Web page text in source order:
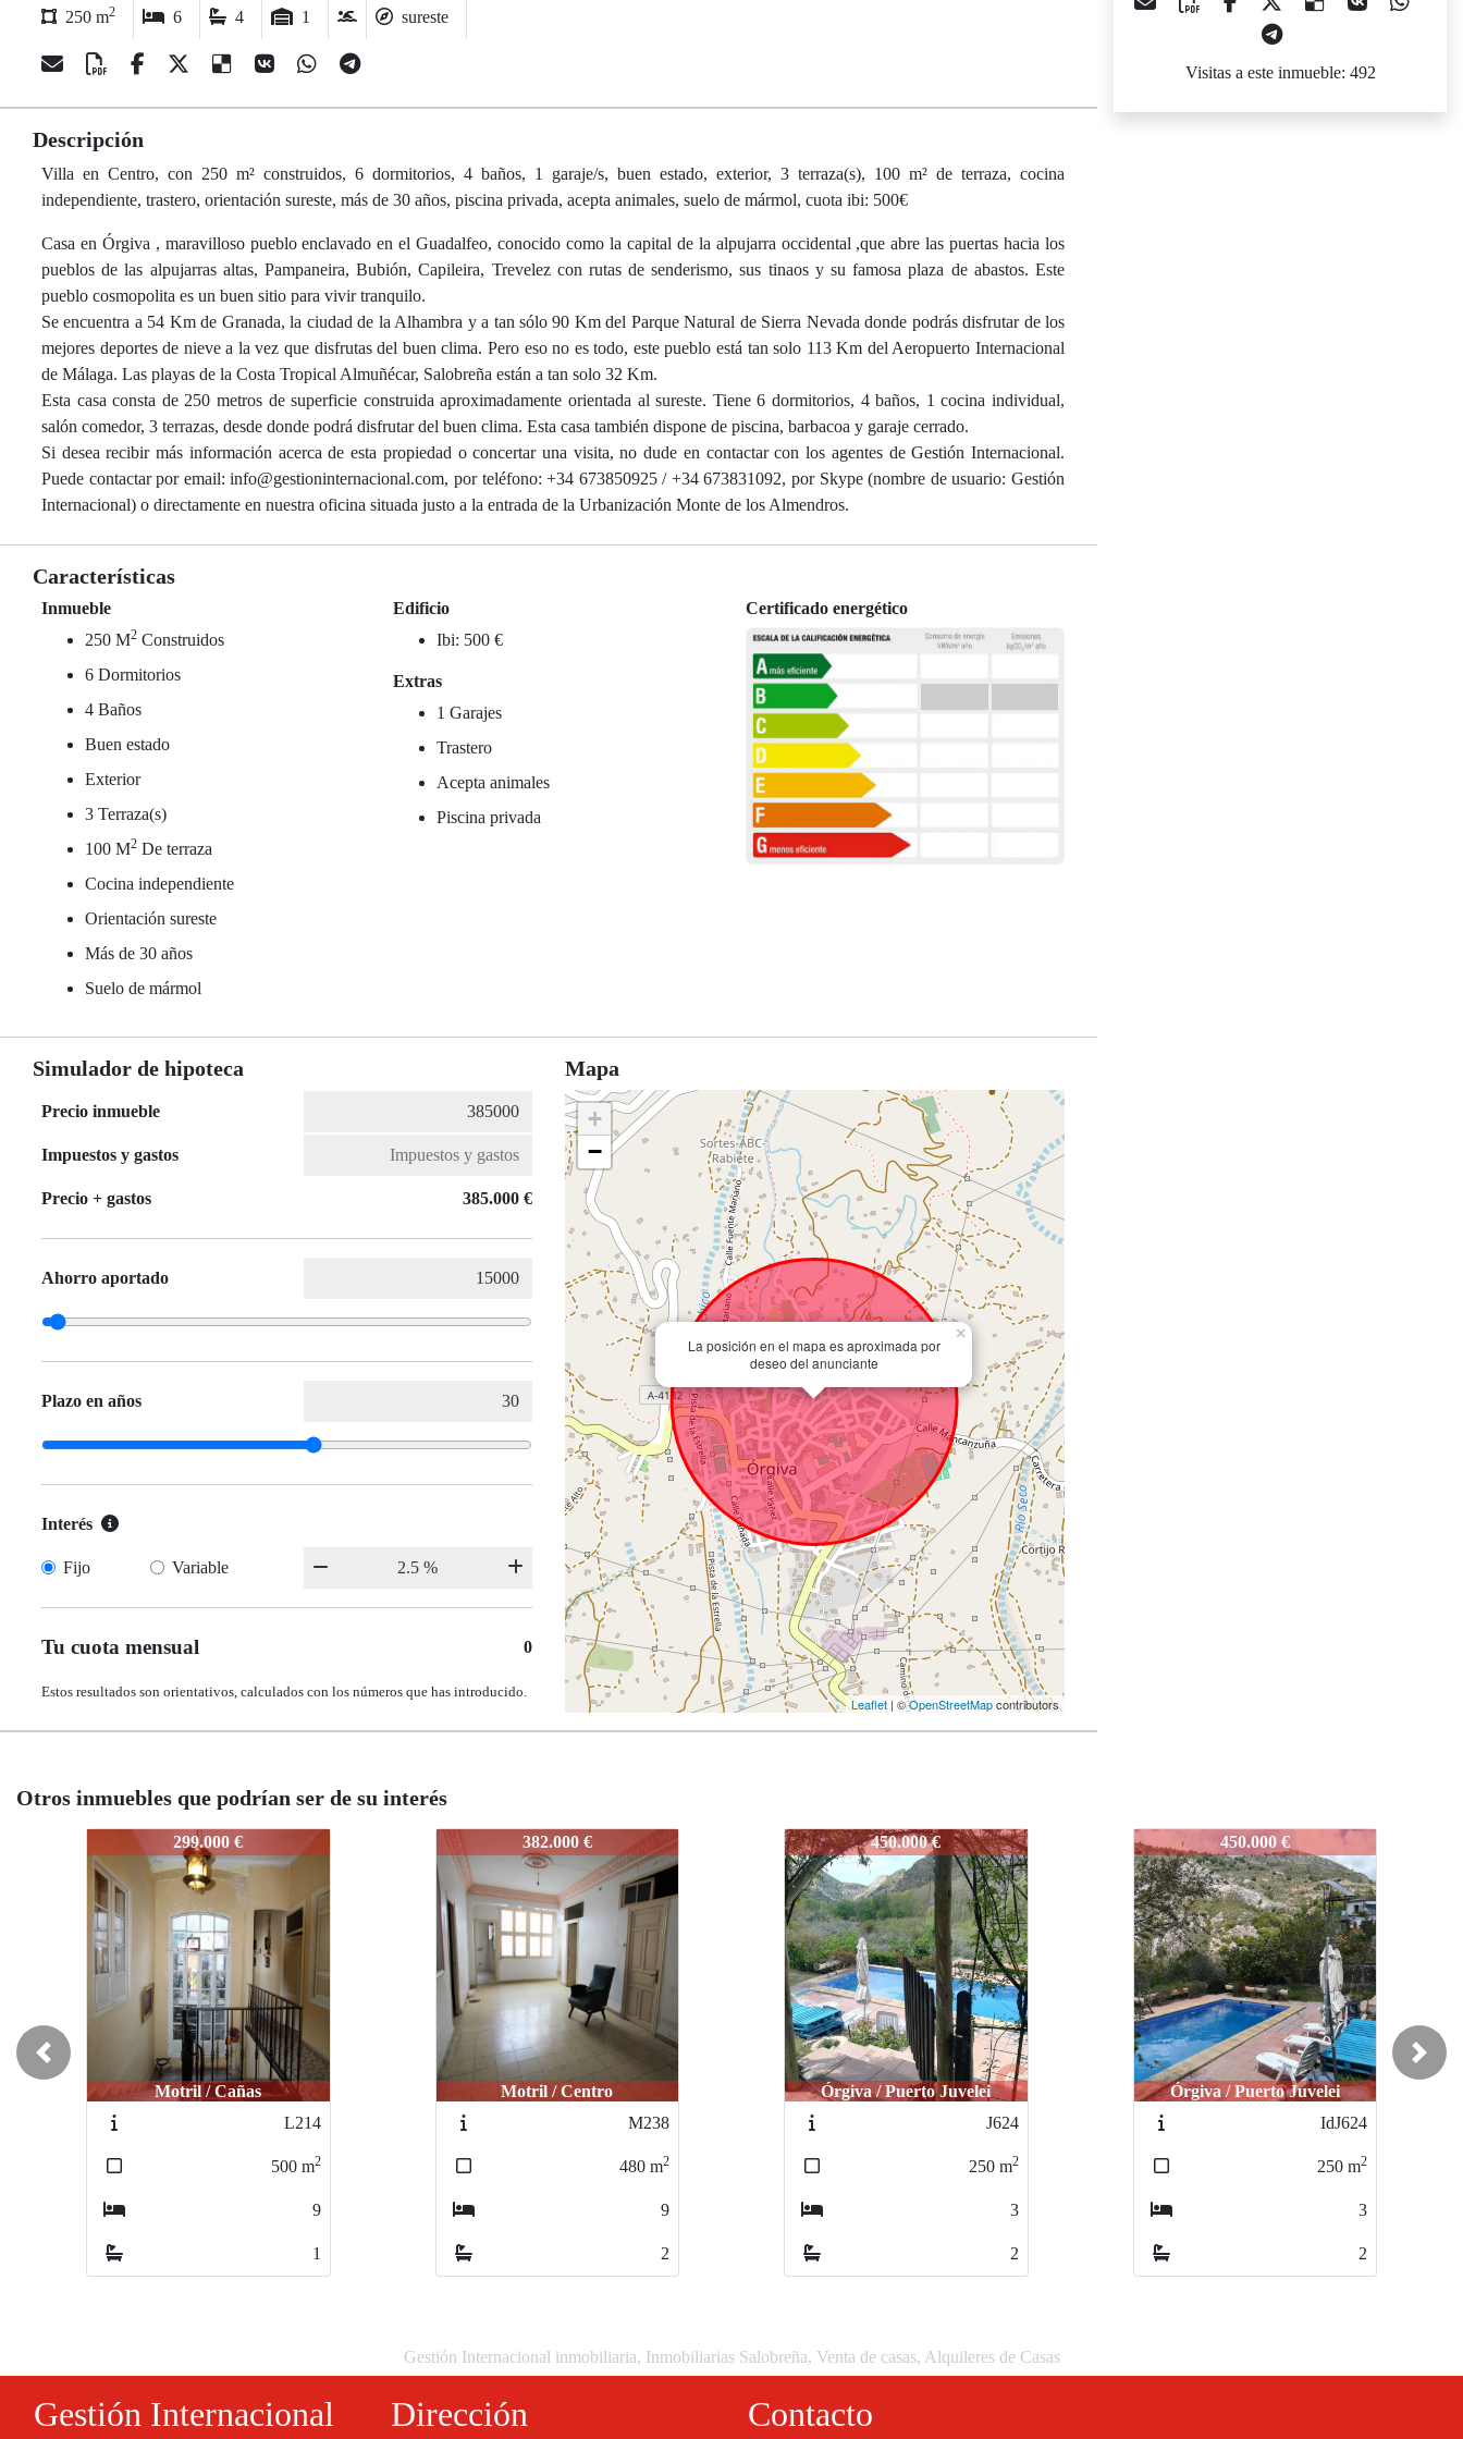
250 m2 6 4 1 sureste
Descripción
Villa en Centro, con 250 m² construidos, 6 dormitorios, 4 baños, 1 garaje/s, buen estado, exterior, 3 terraza(s), 100 m² de terraza, cocina
independiente, trastero, orientación sureste, más de 30 años, piscina privada, acepta animales, suelo de mármol, cuota ibi: 500€
Casa en Órgiva , maravilloso pueblo enclavado en el Guadalfeo, conocido como la capital de la alpujarra occidental ,que abre las puertas hacia los
pueblos de las alpujarras altas, Pampaneira, Bubión, Capileira, Trevelez con rutas de senderismo, sus tinaos y su famosa plaza de abastos. Este
pueblo cosmopolita es un buen sitio para vivir tranquilo.
Se encuentra a 54 Km de Granada, la ciudad de la Alhambra y a tan sólo 90 Km del Parque Natural de Sierra Nevada donde podrás disfrutar de los
mejores deportes de nieve a la vez que disfrutas del buen clima. Pero eso no es todo, este pueblo está tan solo 113 Km del Aeropuerto Internacional
de Málaga. Las playas de la Costa Tropical Almuñécar, Salobreña están a tan solo 32 Km.
Esta casa consta de 250 metros de superficie construida aproximadamente orientada al sureste. Tiene 6 dormitorios, 4 baños, 1 cocina individual,
salón comedor, 3 terrazas, desde donde podrá disfrutar del buen clima. Esta casa también dispone de piscina, barbacoa y garaje cerrado.
Si desea recibir más información acerca de esta propiedad o concertar una visita, no dude en contactar con los agentes de Gestión Internacional.
Puede contactar por email: info@gestioninternacional.com, por teléfono: +34 673850925 / +34 673831092, por Skype (nombre de usuario: Gestión
Internacional) o directamente en nuestra oficina situada justo a la entrada de la Urbanización Monte de los Almendros.
Características
Inmueble
250 M2 Construidos
6 Dormitorios
4 Baños
Buen estado
Exterior
3 Terraza(s)
100 M2 De terraza
Cocina independiente
Orientación sureste
Más de 30 años
Suelo de mármol
Edificio
Ibi: 500 €
Extras
1 Garajes
Trastero
Acepta animales
Piscina privada
Certificado energético
Simulador de hipoteca
Precio inmueble
Impuestos y gastos
Precio + gastos 385.000 €
Ahorro aportado
Plazo en años
Interés
Fijo Variable
Tu cuota mensual 0
Estos resultados son orientativos, calculados con los números que has introducido.
Mapa
La posición en el mapa es aproximada por
deseo del anunciante
×
+
−
Leaflet | ©OpenStreetMapcontributors
Visitas a este inmueble: 492
Otros inmuebles que podrían ser de su interés
382.000 €
Motril / Centro
M238
480 m2
9
2
J583 450.000 €
Órgiva / Puerto Juvelei
J624
250 m2
3
2
J583 450.000 €
Órgiva / Puerto Juvelei
IdJ624
250 m2
3
2
J583 520.000 €
Castell de Ferro / El Romeral
L427
242 m2
3
2
Previous Next
Gestión Internacional inmobiliaria, Inmobiliarias Salobreña, Venta de casas, Alquileres de Casas
Gestión Internacional Dirección Contacto